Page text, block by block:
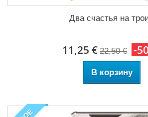
Два счастья на
11,25 € 22,50 € -
В корзину